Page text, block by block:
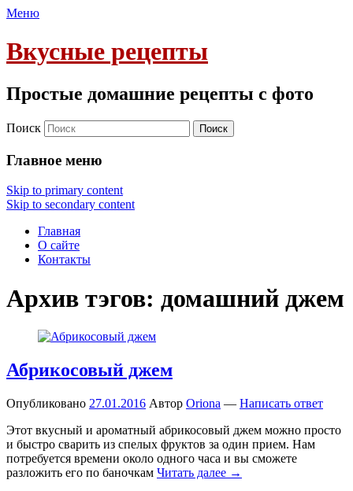
Меню
Вкусные рецепты
Простые домашние рецепты с фото
Поиск
Главное меню
Skip to primary content
Skip to secondary content
Главная
О сайте
Контакты
Архив тэгов: домашний джем
Абрикосовый джем
Опубликовано 27.01.2016 Автор Oriona — Написать ответ
Этот вкусный и ароматный абрикосовый джем можно просто
и быстро сварить из спелых фруктов за один прием. Нам
потребуется времени около одного часа и вы сможете
разложить его по баночкам Читать далее →